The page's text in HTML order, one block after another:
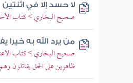
لا حسد إلا في اثنتين
صحيح البخاري > كتاب
من يرد الله به خيرا
صحيح البخاري > كتاب
ظاهرين على الحق يقاتلون